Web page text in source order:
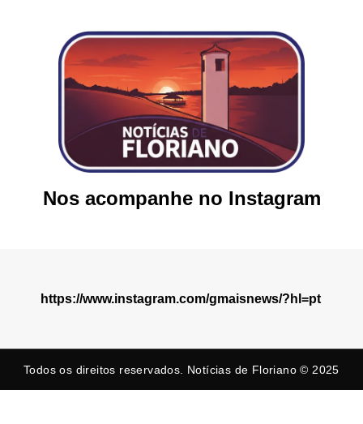
Nos acompanhe no Instagram
https://www.instagram.com/gmaisnews/?hl=pt
Todos os direitos reservados. Notícias de Floriano © 2025